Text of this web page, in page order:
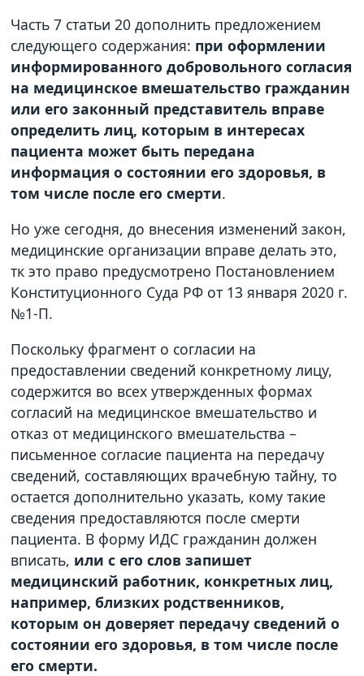
Часть 7 статьи 20 дополнить предложением
следующего содержания: при оформлении
информированного добровольного согласия
на медицинское вмешательство гражданин
или его законный представитель вправе
определить лиц, которым в интересах
пациента может быть передана
информация о состоянии его здоровья, в
том числе после его смерти.
Но уже сегодня, до внесения изменений закон,
медицинские организации вправе делать это,
тк это право предусмотрено Постановлением
Конституционного Суда РФ от 13 января 2020 г.
№1-П.
Поскольку фрагмент о согласии на
предоставлении сведений конкретному лицу,
содержится во всех утвержденных формах
согласий на медицинское вмешательство и
отказ от медицинского вмешательства –
письменное согласие пациента на передачу
сведений, составляющих врачебную тайну, то
остается дополнительно указать, кому такие
сведения предоставляются после смерти
пациента. В форму ИДС гражданин должен
вписать, или с его слов запишет
медицинский работник, конкретных лиц,
например, близких родственников,
которым он доверяет передачу сведений о
состоянии его здоровья, в том числе после
его смерти.